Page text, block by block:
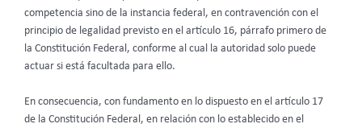
competencia sino de la instancia federal, en contravención con el
principio de legalidad previsto en el artículo 16, párrafo primero de
la Constitución Federal, conforme al cual la autoridad solo puede
actuar si está facultada para ello.
En consecuencia, con fundamento en lo dispuesto en el artículo 17
de la Constitución Federal, en relación con lo establecido en el